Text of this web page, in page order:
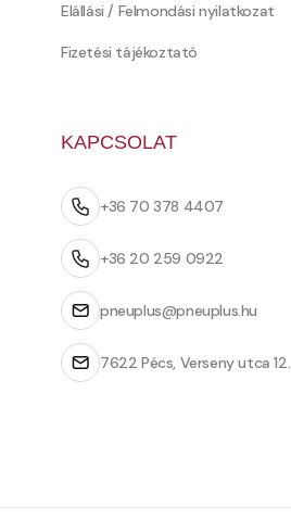
Elállási / Felmondási nyilatkozat
Fizetési tájékoztató
KAPCSOLAT
+36 70 378 4407
+36 20 259 0922
pneuplus@pneuplus.hu
7622 Pécs, Verseny utca 12.